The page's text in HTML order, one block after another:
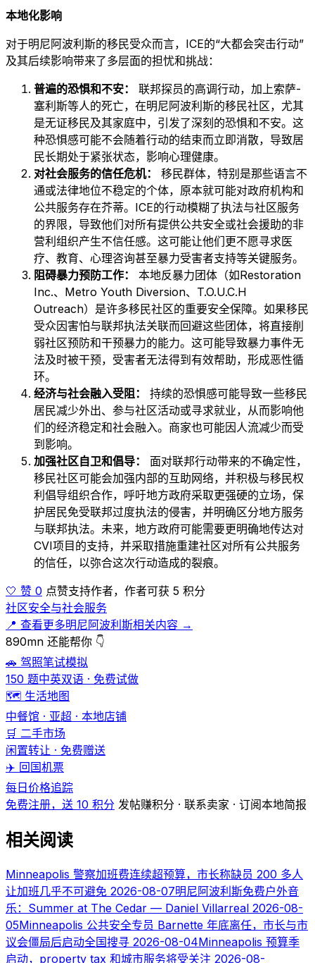
本地化影响
对于明尼阿波利斯的移民受众而言，ICE的“大都会突击行动”
及其后续影响带来了多层面的担忧和挑战：
普遍的恐惧和不安：
联邦探员的高调行动，加上索萨-
塞利斯等人的死亡，在明尼阿波利斯的移民社区，尤其
是无证移民及其家庭中，引发了深刻的恐惧和不安。这
种恐惧感可能不会随着行动的结束而立即消散，导致居
民长期处于紧张状态，影响心理健康。
对社会服务的信任危机：
移民群体，特别是那些语言不
通或法律地位不稳定的个体，原本就可能对政府机构和
公共服务存在芥蒂。ICE的行动模糊了执法与社区服务
的界限，导致他们对所有提供公共安全或社会援助的非
营利组织产生不信任感。这可能让他们更不愿寻求医
疗、教育、心理咨询甚至暴力受害者支持等关键服务。
阻碍暴力预防工作：
本地反暴力团体（如Restoration
Inc.、Metro Youth Diversion、T.O.U.C.H
Outreach）是许多移民社区的重要安全保障。如果移民
受众因害怕与联邦执法关联而回避这些团体，将直接削
弱社区预防和干预暴力的能力。这可能导致暴力事件无
法及时被干预，受害者无法得到有效帮助，形成恶性循
环。
经济与社会融入受阻：
持续的恐惧感可能导致一些移民
居民减少外出、参与社区活动或寻求就业，从而影响他
们的经济稳定和社会融入。商家也可能因人流减少而受
到影响。
加强社区自卫和倡导：
面对联邦行动带来的不确定性，
移民社区可能会加强内部的互助网络，并积极与移民权
利倡导组织合作，呼吁地方政府采取更强硬的立场，保
护居民免受联邦过度执法的侵害，并明确区分地方服务
与联邦执法。未来，地方政府可能需要更明确地传达对
CVI项目的支持，并采取措施重建社区对所有公共服务
的信任，以弥合这次行动造成的裂痕。
🤍 赞 0 点赞支持作者，作者可获 5 积分
社区安全与社会服务
📍 查看更多明尼阿波利斯相关内容 →
890mn 还能帮你 👇
🚗 驾照笔试模拟
150 题中英双语 · 免费试做
🗺️ 生活地图
中餐馆 · 亚超 · 本地店铺
🛒 二手市场
闲置转让 · 免费赠送
✈️ 回国机票
每日价格追踪
免费注册，送 10 积分 发帖赚积分 · 联系卖家 · 订阅本地简报
相关阅读
Minneapolis 警察加班费连续超预算，市长称缺员 200 多人
让加班几乎不可避免 2026-08-07明尼阿波利斯免费户外音
乐：Summer at The Cedar — Daniel Villarreal 2026-08-
05Minneapolis 公共安全专员 Barnette 年底离任，市长与市
议会僵局后启动全国搜寻 2026-08-04Minneapolis 预算季
启动，property tax 和城市服务将受关注 2026-08-